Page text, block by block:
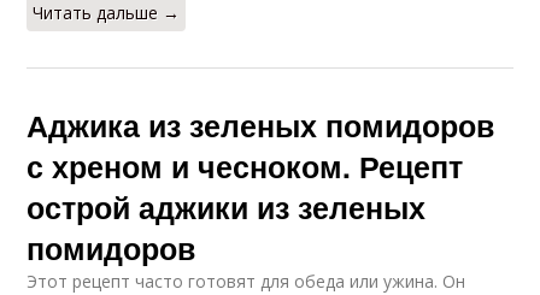
Читать дальше →
Аджика из зеленых помидоров
с хреном и чесноком. Рецепт
острой аджики из зеленых
помидоров
Этот рецепт часто готовят для обеда или ужина. Он